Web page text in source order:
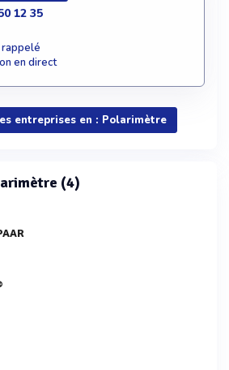
12 35
en direct
entreprises en : Polarimètre
(4)